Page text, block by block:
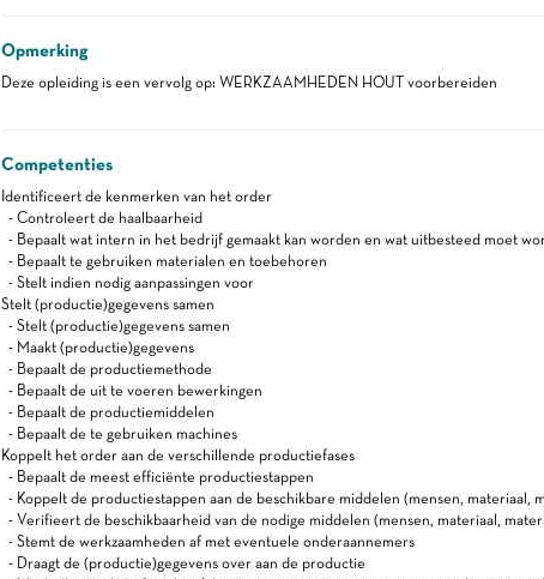
Opmerking
Deze opleiding is een vervolg op: WERKZAAMHEDEN HOUT voorbereiden
Competenties
Identificeert de kenmerken van het order
- Controleert de haalbaarheid
- Bepaalt wat intern in het bedrijf gemaakt kan worden en wat uitbesteed moet
- Bepaalt te gebruiken materialen en toebehoren
- Stelt indien nodig aanpassingen voor
Stelt (productie)gegevens samen
- Stelt (productie)gegevens samen
- Maakt (productie)gegevens
- Bepaalt de productiemethode
- Bepaalt de uit te voeren bewerkingen
- Bepaalt de productiemiddelen
- Bepaalt de te gebruiken machines
Koppelt het order aan de verschillende productiefases
- Bepaalt de meest efficiënte productiestappen
- Koppelt de productiestappen aan de beschikbare middelen (mensen, materiaal,
- Verifieert de beschikbaarheid van de nodige middelen (mensen, materiaal,
- Stemt de werkzaamheden af met eventuele onderaannemers
- Draagt de (productie)gegevens over aan de productie